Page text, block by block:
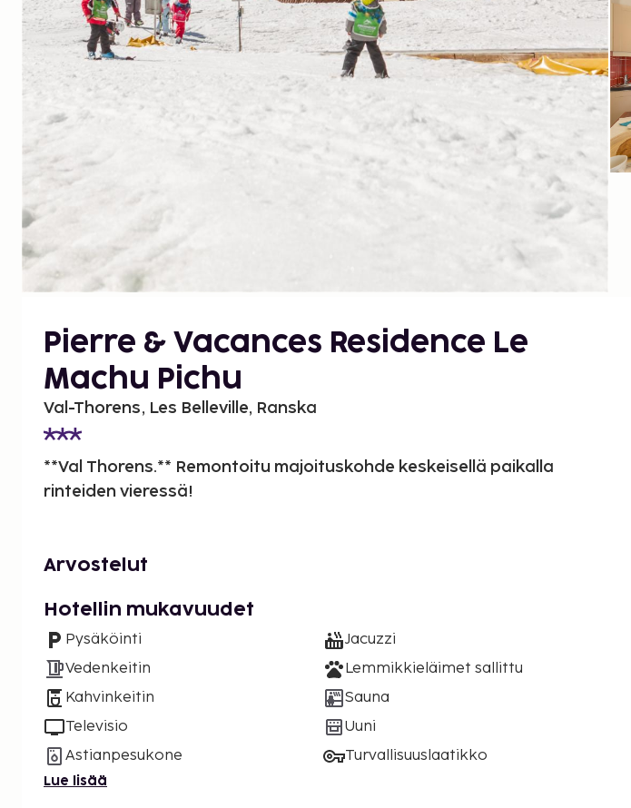
Pierre & Vacances Residence Le
Machu Pichu
Val-Thorens, Les Belleville, Ranska
**Val Thorens.** Remontoitu majoituskohde keskeisellä paikalla
rinteiden vieressä!
Arvostelut
Hotellin mukavuudet
Pysäköinti
Vedenkeitin
Kahvinkeitin
Televisio
Astianpesukone
Jacuzzi
Lemmikkieläimet sallittu
Sauna
Uuni
Turvallisuuslaatikko
Lue lisää